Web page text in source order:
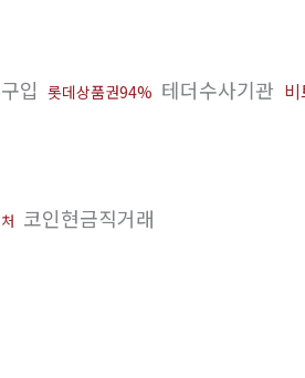
입 롯데상품권94% 테더수사기관
코인현금직거래